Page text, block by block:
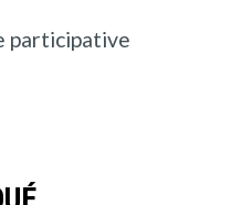
participative